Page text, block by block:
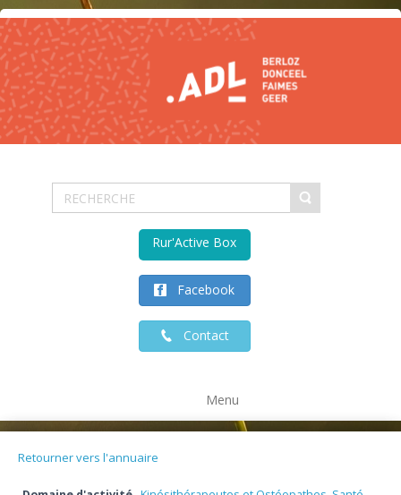
Facebook
Contact
Rur'Active Box
Menu
Retourner vers l'annuaire